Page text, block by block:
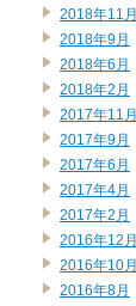
2018年11月
2018年9月
2018年6月
2018年2月
2017年11月
2017年9月
2017年6月
2017年4月
2017年2月
2016年12月
2016年10月
2016年8月